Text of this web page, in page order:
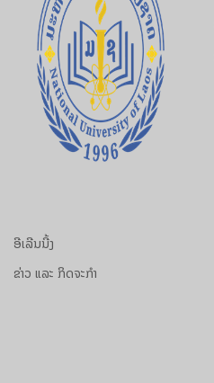
ອີເລີນນີ້ງ
ຂ່າວ ແລະ ກິດຈະກຳ